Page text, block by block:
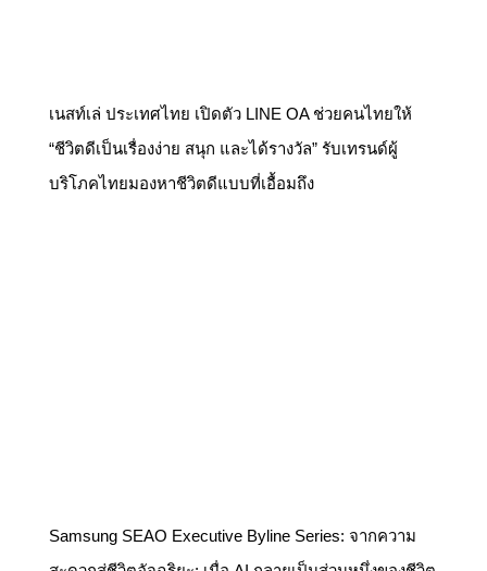
เนสท์เล่ ประเทศไทย เปิดตัว LINE OA ช่วยคนไทยให้
“ชีวิตดีเป็นเรื่องง่าย สนุก และได้รางวัล” รับเทรนด์ผู้
บริโภคไทยมองหาชีวิตดีแบบที่เอื้อมถึง
Samsung SEAO Executive Byline Series: จากความ